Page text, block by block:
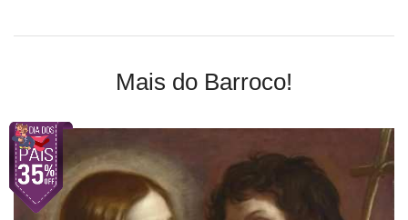
Mais do Barroco!